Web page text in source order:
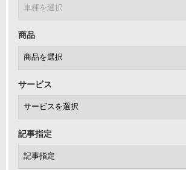
商品
サービス
記事指定